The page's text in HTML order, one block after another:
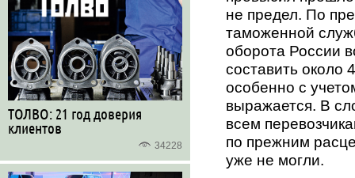
ТОЛВО: 21 год доверия
клиентов
34228
не предел. По
таможенной
оборота России
составить около
особенно с
выражается. В
всем
по прежним
уже не могли.